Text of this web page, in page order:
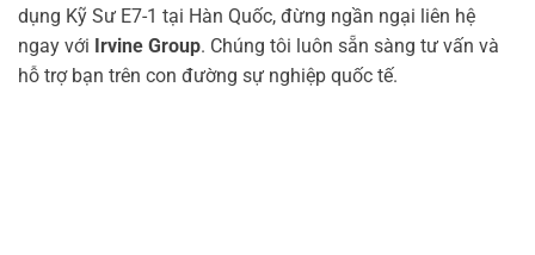
dụng Kỹ Sư E7-1 tại Hàn Quốc, đừng ngần ngại liên hệ
ngay với Irvine Group. Chúng tôi luôn sẵn sàng tư vấn và
hỗ trợ bạn trên con đường sự nghiệp quốc tế.